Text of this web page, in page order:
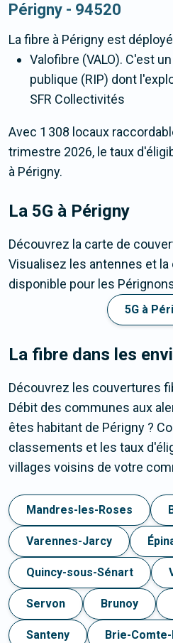
Périgny - 94520
La fibre à Périgny est
Valofibre (VALO). C'est
publique (RIP) dont
SFR Collectivités
Avec 1 308 locaux
trimestre 2026, le taux
à Périgny.
La 5G à Périgny
Découvrez la carte de
Visualisez les antennes et
disponible pour les
5G à
La fibre dans les
Découvrez les couvertures
Débit des communes aux
êtes habitant de Périgny ?
classements et les taux
villages voisins de votre
Mandres-les-Roses
Varennes-Jarcy
Quincy-sous-Sénart
Servon Brunoy
Santeny Brie-